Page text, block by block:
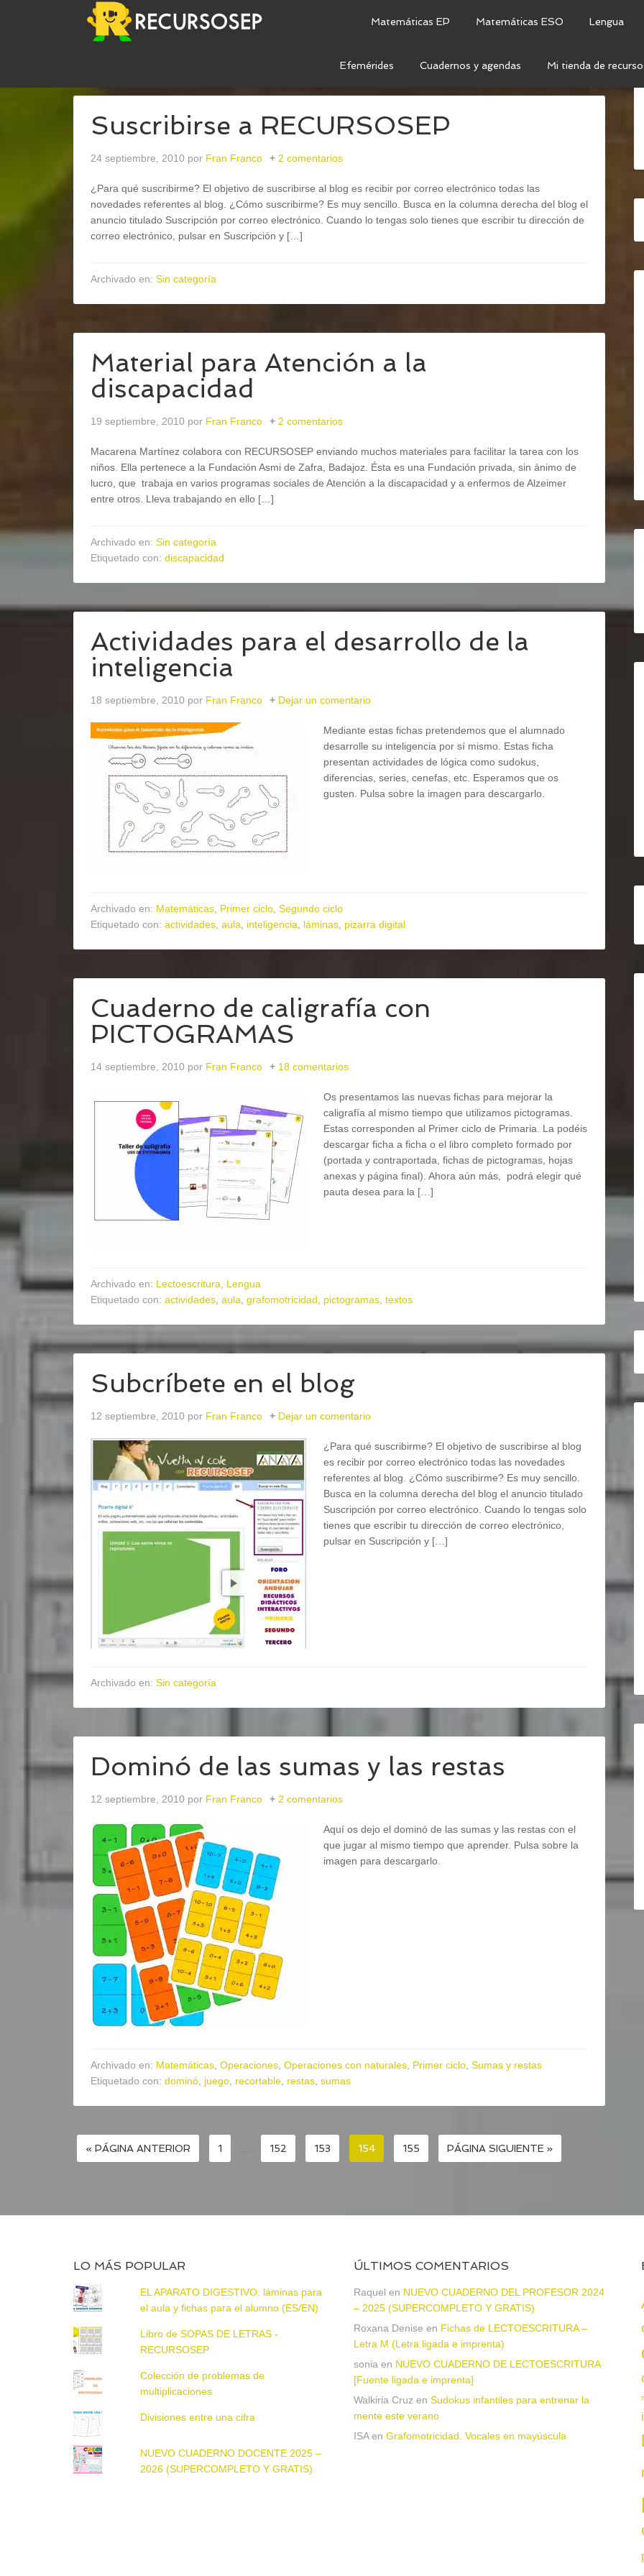
Matemáticas EP Matemáticas ESO Lengua
Efemérides Cuadernos y agendas Mi tienda de
Suscribirse a RECURSOSEP
24 septiembre, 2010 por Fran Franco 2 comentarios
¿Para qué suscribirme? El objetivo de suscribirse al blog es recibir por correo electrónico todas las
novedades referentes al blog. ¿Cómo suscribirme? Es muy sencillo. Busca en la columna derecha del blog el
anuncio titulado Suscripción por correo electrónico. Cuando lo tengas solo tienes que escribir tu dirección de
correo electrónico, pulsar en Suscripción y […]
Archivado en: Sin categoría
Material para Atención a la
discapacidad
19 septiembre, 2010 por Fran Franco 2 comentarios
Macarena Martínez colabora con RECURSOSEP enviando muchos materiales para facilitar la tarea con los
niños. Ella pertenece a la Fundación Asmi de Zafra, Badajoz. Ésta es una Fundación privada, sin ánimo de
lucro, que trabaja en varios programas sociales de Atención a la discapacidad y a enfermos de Alzeimer
entre otros. Lleva trabajando en ello […]
Archivado en: Sin categoría
Etiquetado con: discapacidad
Actividades para el desarrollo de la
inteligencia
18 septiembre, 2010 por Fran Franco Dejar un comentario
Mediante estas fichas pretendemos que el alumnado
desarrolle su inteligencia por sí mismo. Estas ficha
presentan actividades de lógica como sudokus,
diferencias, series, cenefas, etc. Esperamos que os
gusten. Pulsa sobre la imagen para descargarlo.
Archivado en: Matemáticas Primer ciclo Segundo ciclo
Etiquetado con: actividades aula inteligencia láminas pizarra digital
Cuaderno de caligrafía con
PICTOGRAMAS
14 septiembre, 2010 por Fran Franco 18 comentarios
Os presentamos las nuevas fichas para mejorar la
caligrafía al mismo tiempo que utilizamos pictogramas.
Estas corresponden al Primer ciclo de Primaria. La podéis
descargar ficha a ficha o el libro completo formado por
(portada y contraportada, fichas de pictogramas, hojas
anexas y página final). Ahora aún más, podrá elegir qué
pauta desea para la […]
Archivado en: Lectoescritura
Lengua
Etiquetado con: actividades aula grafomotricidad pictogramas textos
Subcríbete en el blog
12 septiembre, 2010 por Fran Franco Dejar un comentario
¿Para qué suscribirme? El objetivo de suscribirse al blog
es recibir por correo electrónico todas las novedades
referentes al blog. ¿Cómo suscribirme? Es muy sencillo.
Busca en la columna derecha del blog el anuncio titulado
Suscripción por correo electrónico. Cuando lo tengas solo
tienes que escribir tu dirección de correo electrónico,
pulsar en Suscripción y […]
Archivado en: Sin categoría
Dominó de las sumas y las restas
12 septiembre, 2010 por Fran Franco 2 comentarios
Aquí os dejo el dominó de las sumas y las restas con el
que jugar al mismo tiempo que aprender. Pulsa sobre la
imagen para descargarlo.
Archivado en: Matemáticas Operaciones Operaciones con naturales Primer ciclo Sumas y restas
Etiquetado con: dominó juego recortable restas sumas
« PÁGINA ANTERIOR 1 152 153 154 155 PÁGINA SIGUIENTE »
LO MÁS POPULAR
EL APARATO DIGESTIVO: láminas para
el aula y fichas para el alumno (ES/EN)
Libro de SOPAS DE LETRAS -
RECURSOSEP
Colección de problemas de
multiplicaciones
Divisiones entre una cifra
NUEVO CUADERNO DOCENTE 2025 –
2026 (SUPERCOMPLETO Y GRATIS)
ÚLTIMOS COMENTARIOS
Raquel en NUEVO CUADERNO DEL PROFESOR 2024
– 2025 (SUPERCOMPLETO Y GRATIS)
Roxana Denise en Fichas de LECTOESCRITURA –
Letra M (Letra ligada e imprenta)
sonia en NUEVO CUADERNO DE LECTOESCRITURA
[Fuente ligada e imprenta]
Walkiria Cruz en Sudokus infantiles para entrenar la
mente este verano
ISAen Grafomotricidad. Vocales en mayúscula